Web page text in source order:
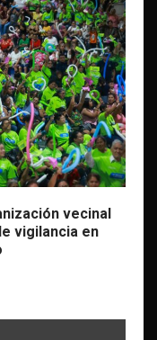
vecinal
vigilancia en